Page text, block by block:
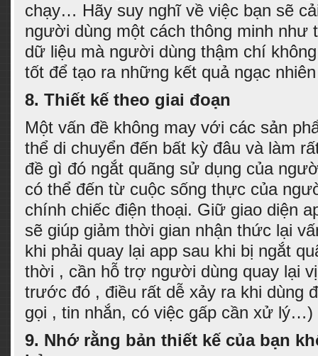
chạy… Hãy suy nghĩ về việc bạn sẽ
người dùng một cách thông minh như
dữ liệu mà người dùng thậm chí
tốt để tạo ra những kết quả ngạc
8. Thiết kế theo giai đoạn
Một vấn đề không may với các sản
thể di chuyển đến bất kỳ đâu và làm
đề gì đó ngắt quãng sử dụng của
có thể đến từ cuộc sống thực của
chính chiếc điện thoại. Giữ giao diện
sẽ giúp giảm thời gian nhận thức lại
khi phải quay lại app sau khi bị ngắt
thời , cần hỗ trợ người dùng quay lại
trước đó , điều rất dễ xảy ra khi dùng
gọi , tin nhắn, có việc gấp cần xử lý…)
9. Nhớ rằng bản thiết kế của bạn